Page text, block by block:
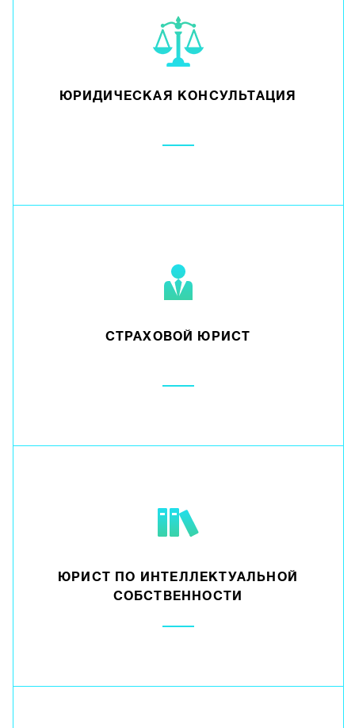
ЮРИДИЧЕСКАЯ КОНСУЛЬТАЦИЯ
СТРАХОВОЙ ЮРИСТ
ЮРИСТ ПО ИНТЕЛЛЕКТУАЛЬНОЙ
СОБСТВЕННОСТИ